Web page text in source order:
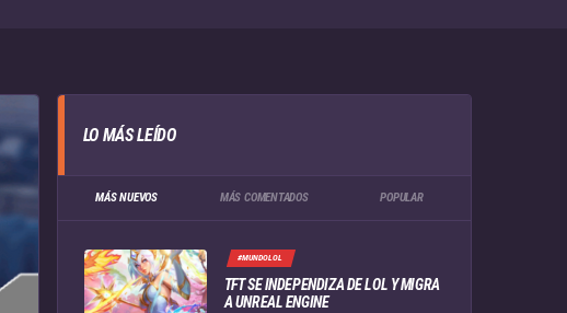
LO MÁS LEÍDO
MÁS NUEVOS MÁS COMENTADOS POPULAR
#MUNDOLOL
TFT SE INDEPENDIZA DE LOL Y MIGRA
A UNREAL ENGINE